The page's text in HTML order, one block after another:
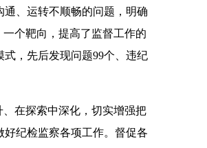
、运转不顺畅的问题，明确
个靶向，提高了监督工作的
，先后发现问题99个、违纪
在探索中深化，切实增强把
纪检监察各项工作。督促各